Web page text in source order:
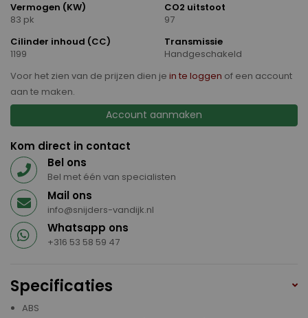
Vermogen (KW)
83 pk
CO2 uitstoot
97
Cilinder inhoud (CC)
1199
Transmissie
Handgeschakeld
Voor het zien van de prijzen dien je in te loggen of een account
aan te maken.
Account aanmaken
Kom direct in contact
Bel ons
Bel met één van specialisten
Mail ons
info@snijders-vandijk.nl
Whatsapp ons
+316 53 58 59 47
Specificaties
ABS